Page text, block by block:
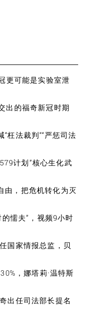
更可能是实验室泄
出的福奇新冠时期
枉法裁判”“严惩司法
计划”核心生化武
由，把危机转化为灭
懦夫”，视频9小时
国家情报总监，贝
，娜塔莉·温特斯
出任司法部长提名